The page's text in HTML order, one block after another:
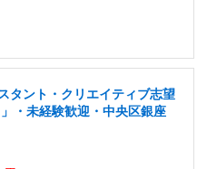
タント・クリエイティブ志望
・未経験歓迎・中央区銀座